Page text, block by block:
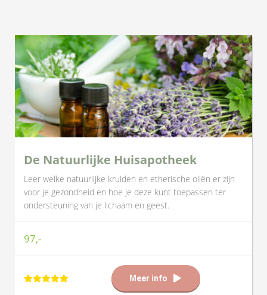
De Natuurlijke Huisapotheek
Leer welke natuurlijke kruiden en etherische oliën er zijn
voor je gezondheid en hoe je deze kunt toepassen ter
ondersteuning van je lichaam en geest.
97,-
Meer info